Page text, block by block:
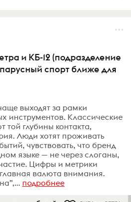
и КБ-12 (подразделение
спорт ближе для
выходят за рамки
инструментов. Классические
глубины контакта,
Люди хотят проживать
чувствовать, что бренд
языке — не через слоганы,
Цифры и метрики
валюта внимания.
подробнее